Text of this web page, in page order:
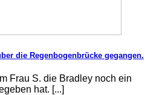
die Regenbogenbrücke gegangen.
Frau S. die Bradley noch ein
hat. [...]